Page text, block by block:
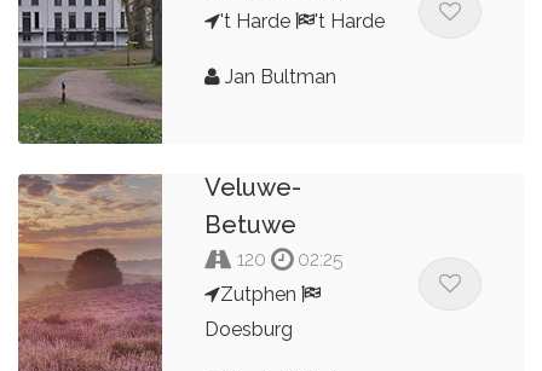
't Harde
't Harde
Jan Bultman
Veluwe-
Betuwe
120
02:25
Zutphen
Doesburg